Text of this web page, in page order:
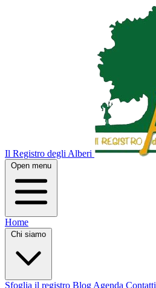
Il Registro degli Alberi
Open menu
Home
Chi siamo
Sfoglia il registro Blog Agenda Contatti